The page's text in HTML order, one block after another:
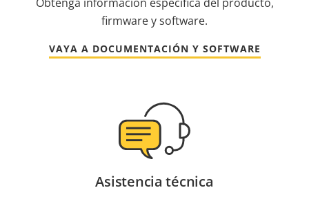
firmware y software.
VAYA A DOCUMENTACIÓN Y SOFTWARE
Asistencia técnica